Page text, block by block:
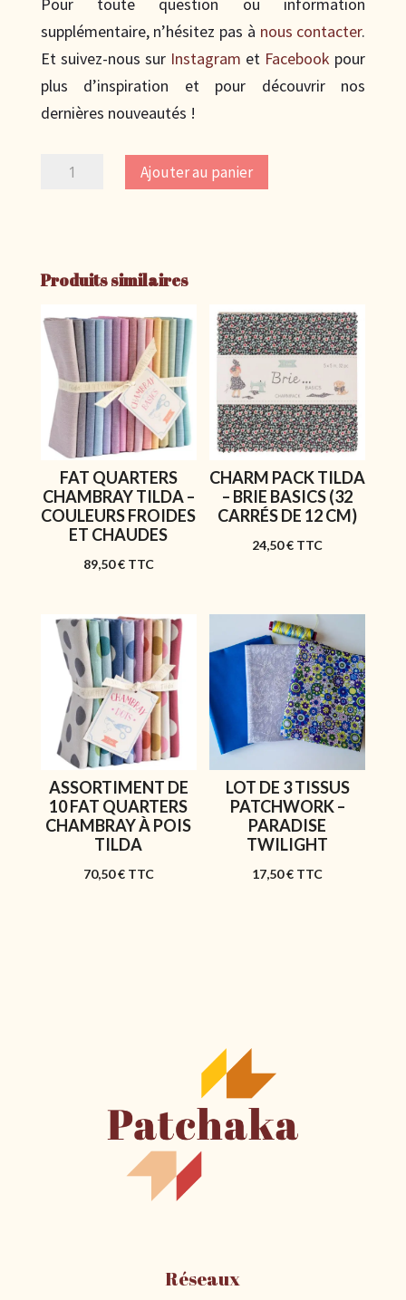
Pour toute question ou information
supplémentaire, n’hésitez pas à nous contacter.
Et suivez-nous sur Instagram et Facebook pour
plus d’inspiration et pour découvrir nos
dernières nouveautés !
quantité
Tilda
Poppy
Seed
(30
carrés
de
cm)
Ajouter au panier
Produits similaires
FAT QUARTERS
CHAMBRAY TILDA –
COULEURS FROIDES
ET CHAUDES
89,50€ TTC
CHARM PACK TILDA
– BRIE BASICS (32
CARRÉS DE 12 CM)
24,50€ TTC
ASSORTIMENT DE
10 FAT QUARTERS
CHAMBRAY À POIS
TILDA
70,50€ TTC
LOT DE 3 TISSUS
PATCHWORK –
PARADISE
TWILIGHT
17,50€ TTC
Réseaux